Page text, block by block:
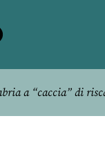
a “caccia” di